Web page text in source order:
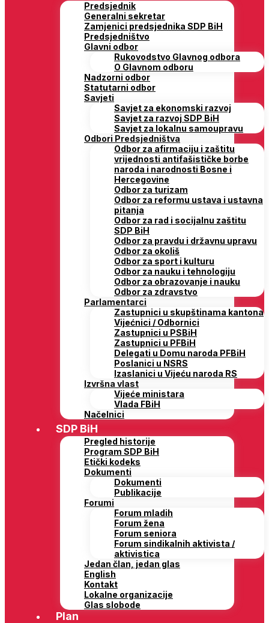
Predsjednik
Generalni sekretar
Zamjenici predsjednika SDP BiH
Predsjedništvo
Glavni odbor
Rukovodstvo Glavnog odbora
O Glavnom odboru
Nadzorni odbor
Statutarni odbor
Savjeti
Savjet za ekonomski razvoj
Savjet za razvoj SDP BiH
Savjet za lokalnu samoupravu
Odbori Predsjedništva
Odbor za afirmaciju i zaštitu
vrijednosti antifašističke borbe
naroda i narodnosti Bosne i
Hercegovine
Odbor za turizam
Odbor za reformu ustava i ustavna
pitanja
Odbor za rad i socijalnu zaštitu
SDP BiH
Odbor za pravdu i državnu upravu
Odbor za okoliš
Odbor za sport i kulturu
Odbor za nauku i tehnologiju
Odbor za obrazovanje i nauku
Odbor za zdravstvo
Parlamentarci
Zastupnici u skupštinama kantona
Vijećnici / Odbornici
Zastupnici u PSBiH
Zastupnici u PFBiH
Delegati u Domu naroda PFBiH
Poslanici u NSRS
Izaslanici u Vijeću naroda RS
Izvršna vlast
Vijeće ministara
Vlada FBiH
Načelnici
SDP BiH
Pregled historije
Program SDP BiH
Etički kodeks
Dokumenti
Dokumenti
Publikacije
Forumi
Forum mladih
Forum žena
Forum seniora
Forum sindikalnih aktivista /
aktivistica
Jedan član, jedan glas
English
Kontakt
Lokalne organizacije
Glas slobode
Plan